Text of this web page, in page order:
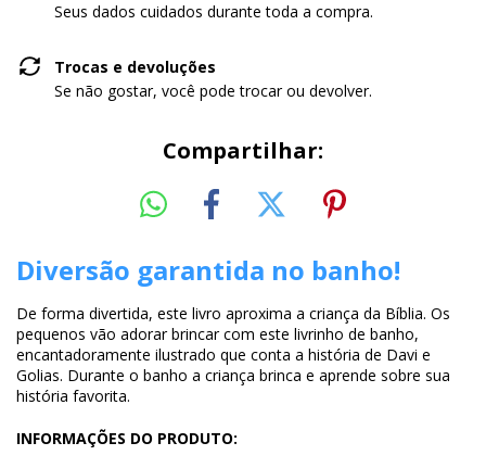
Seus dados cuidados durante toda a compra.
Trocas e devoluções
Se não gostar, você pode trocar ou devolver.
Compartilhar:
Diversão garantida no banho!
De forma divertida, este livro aproxima a criança da Bíblia. Os
pequenos vão adorar brincar com este livrinho de banho,
encantadoramente ilustrado que conta a história de Davi e
Golias. Durante o banho a criança brinca e aprende sobre sua
história favorita.
INFORMAÇÕES DO PRODUTO: